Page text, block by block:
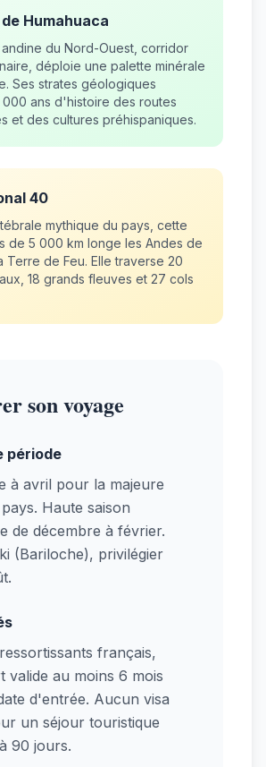
Humahuaca
du Nord-Ouest, corridor
déploie une palette minérale
Ses strates géologiques
000 ans d'histoire des routes
et des cultures préhispaniques.
40
mythique du pays, cette
de 5 000 km longe les Andes de
Terre de Feu. Elle traverse 20
18 grands fleuves et 27 cols
son voyage
période
à avril pour la majeure
Haute saison
de décembre à février.
(Bariloche), privilégier
français,
valide au moins 6 mois
d'entrée. Aucun visa
un séjour touristique
90 jours.